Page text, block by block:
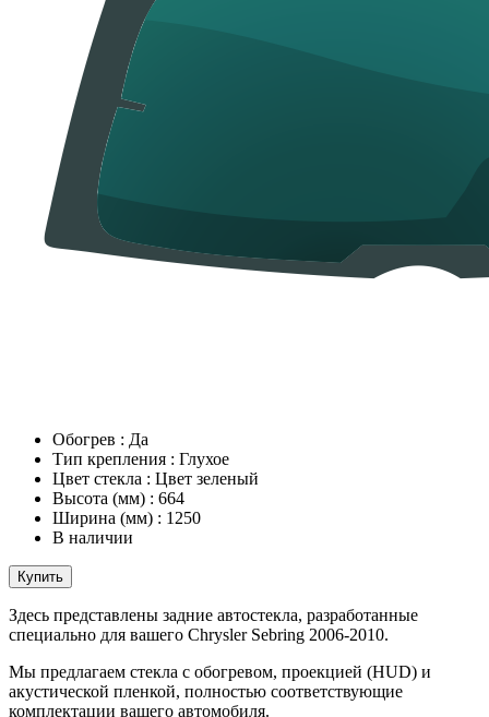
Обогрев : Да
Тип крепления : Глухое
Цвет стекла : Цвет зеленый
Высота (мм) : 664
Ширина (мм) : 1250
В наличии
Купить
Здесь представлены задние автостекла, разработанные
специально для вашего Chrysler Sebring 2006-2010.
Мы предлагаем стекла с обогревом, проекцией (HUD) и
акустической пленкой, полностью соответствующие
комплектации вашего автомобиля.